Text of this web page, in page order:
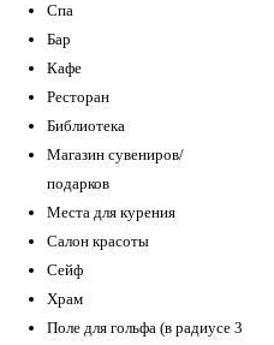
Спа
Бар
Кафе
Ресторан
Библиотека
Магазин сувениров/
подарков
Места для курения
Салон красоты
Сейф
Храм
Поле для гольфа (в радиусе 3